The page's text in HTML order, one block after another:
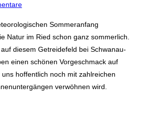
Sommeranfang
Natur im Ried schon ganz sommerlich.
diesem Getreidefeld bei Schwanau-
einen schönen Vorgeschmack auf
hoffentlich noch mit zahlreichen
verwöhnen wird.